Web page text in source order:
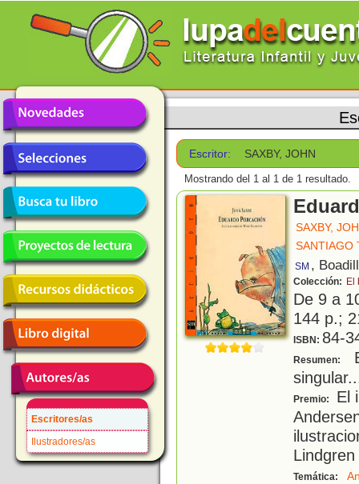
Escritores/as
Ilustradores/as
Escritor: SAXBY, JOHN
Mostrando del 1 al 1 de 1 resultado.
SAXBY,
SANTIAGO
SM ,
Colección: El
De 9 a
144 p.;
ISBN: 84-
Resumen:
Premio:
El
Temática: